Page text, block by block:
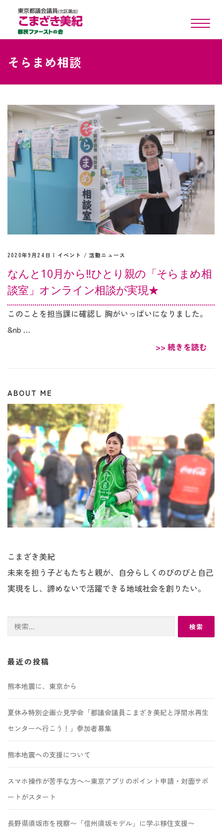
toggle
そらまめ相談
2020年9月24日 | イベント /活動ニュース
なんと10月から‼︎ひとり親の「そらまめ相
談室」オンライン相談が実現★
このことを担当課に確認し 胸がいっぱいになりました。
&nb …
>> 続きを読む
ABOUT ME
こまざき美紀
未来を担う子どもたちと親が、自分らしくのびのびと自己
実現をし、諦めないで活躍できる地域社会を創りたい。
検
最近の投稿
熊本地震に、東京から
夏休み特別企画☆見学会「都議会議員こまざき美紀と浮間水再生
センターへ行こう！」参加者募集
熊本地震への支援について
スマホ操作が苦手な方へ〜東京アプリのポイント申請・対面サポ
ートがスタート
長野県須坂市を視察〜「信州須坂モデル」に学ぶ移住支援〜